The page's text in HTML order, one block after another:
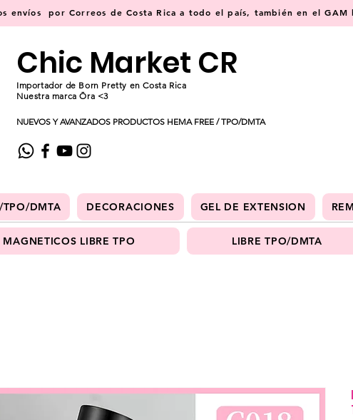
envíos por Correos de Costa Rica a todo el país, también en el GAM
Chic Market CR
Importador de Born Pretty en Costa Rica
Nuestra marca Ōra <3
NUEVOS Y AVANZADOS PRODUCTOS HEMA FREE / TPO/DMTA
TPO/DMTA DECORACIONES GEL DE EXTENSION
MAGNETICOS LIBRE TPO LIBRE TPO/DMTA